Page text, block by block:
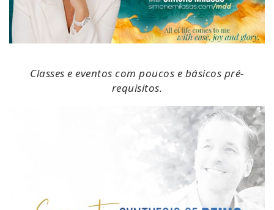
Classes e eventos com poucos e básicos pré-
requisitos.